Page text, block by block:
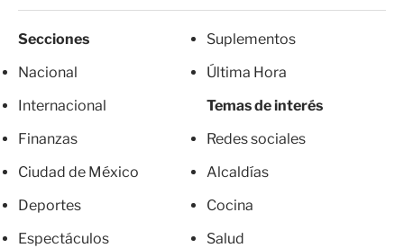
Secciones
Nacional
Internacional
Finanzas
Ciudad de México
Deportes
Espectáculos
Suplementos
Última Hora
Temas de interés
Redes sociales
Alcaldías
Cocina
Salud